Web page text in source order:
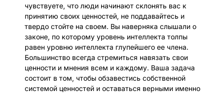
чувствуете, что люди начинают склонять вас к
принятию своих ценностей, не поддавайтесь и
твердо стойте на своем. Вы наверняка слышали о
законе, по которому уровень интеллекта толпы
равен уровню интеллекта глупейшего ее члена.
Большинство всегда стремиться навязать свои
ценности и мнения всем и каждому. Ваша задача
состоит в том, чтобы обзавестись собственной
системой ценностей и оставаться верными именно